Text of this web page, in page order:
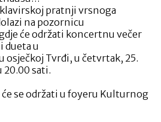
pratnji vrsnoga
na pozornicu
će održati koncertnu večer
dueta u
osječkoj Tvrđi, u četvrtak, 25.
20.00 sati.
se održati u foyeru Kulturnog